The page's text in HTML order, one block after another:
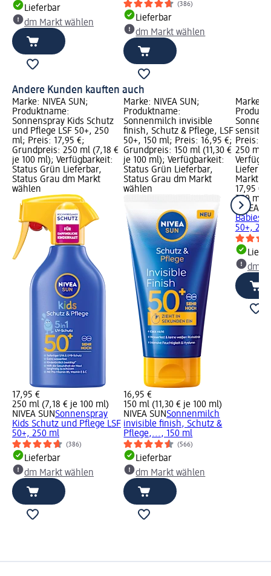
Lieferbar
dm Markt wählen
(386)
Lieferbar
dm Markt wählen
Andere Kunden kauften auch
Marke: NIVEA SUN;
Produktname:
Sonnenspray Kids Schutz
und Pflege LSF 50+, 250
ml; Preis: 17,95 €;
Grundpreis: 250 ml (7,18 €
je 100 ml); Verfügbarkeit:
Status Grün Lieferbar,
Status Grau dm Markt
wählen
17,95 €
250 ml (7,18 € je 100 ml)
NIVEA SUNSonnenspray
Kids Schutz und Pflege LSF
50+, 250 ml
(386)
Lieferbar
dm Markt wählen
Marke: NIVEA SUN;
Produktname:
Sonnenmilch invisible
finish, Schutz & Pflege, LSF
50+, 150 ml; Preis: 16,95 €;
Grundpreis: 150 ml (11,30 €
je 100 ml); Verfügbarkeit:
Status Grün Lieferbar,
Status Grau dm Markt
wählen
16,95 €
150 ml (11,30 € je 100 ml)
NIVEA SUNSonnenmilch
invisible finish, Schutz &
Pflege,..., 150 ml
(566)
Lieferbar
dm Markt wählen
Marke:
sensitiv
Preis:
250 ml
Markt
17,95 €
250 ml
NIVEA
Babies
50+,
dm